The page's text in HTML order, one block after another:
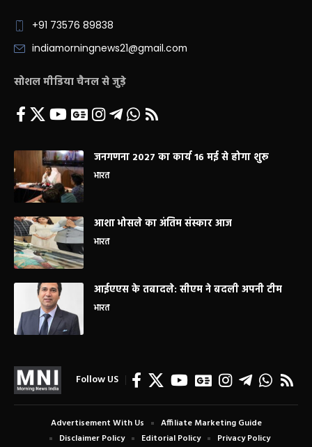
+91 73576 89838
indiamorningnews21@gmail.com
सोशल मीडिया चैनल से जुड़े
जनगणना 2027 का कार्य 16 मई से होगा शुरू
भारत
आशा भोसले का अंतिम संस्कार आज
भारत
आईएएस के तबादले: सीएम ने बदली अपनी टीम
भारत
Follow US
Advertisement With Us
Affiliate Marketing Guide
Disclaimer Policy
Editorial Policy Privacy Policy